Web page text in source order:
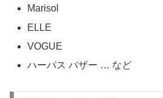
Marisol
ELLE
VOGUE
ハーパス バザー … など